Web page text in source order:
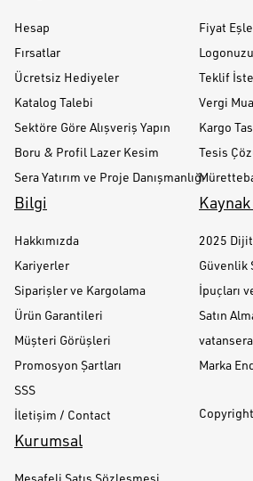
Hesap
Fırsatlar
Ücretsiz Hediyeler
Katalog Talebi
Sektöre Göre Alışveriş Yapın
Boru & Profil Lazer Kesim
Sera Yatırım ve Proje Danışmanlığı
Fiyat
Teklif
Vergi
Kargo
Tesis
Bilgi
Hakkımızda
Kariyerler
Siparişler ve Kargolama
Ürün Garantileri
Müşteri Görüşleri
Promosyon Şartları
SSS
İletişim / Contact
2025
Güvenlik
İpuçları
Satın
Marka
Kurumsal
Mesafeli Satış Sözleşmesi